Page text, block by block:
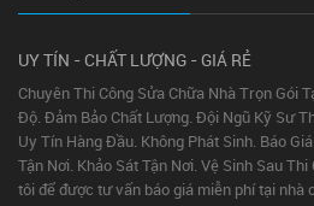
UY TÍN - CHẤT LƯỢNG - GIÁ RẺ
Chuyên Thi Công Sửa Chữa Nhà Trọn Gói
Độ. Đảm Bảo Chất Lượng. Đội Ngũ Kỹ Sư
Uy Tín Hàng Đầu. Không Phát Sinh. Báo
Tận Nơi. Khảo Sát Tận Nơi. Vệ Sinh Sau
tôi để được tư vấn báo giá miễn phí tại nhà